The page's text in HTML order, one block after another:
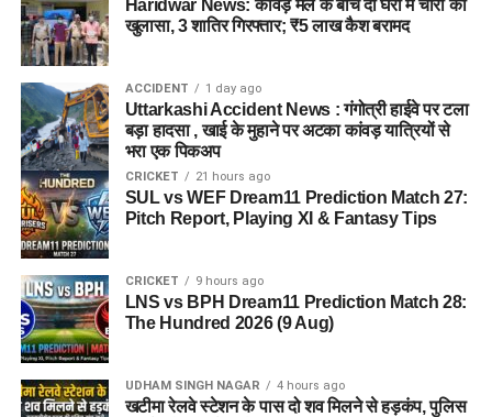
Haridwar News: कांवड़ मेले के बीच दो घरों में चोरी का
खुलासा, 3 शातिर गिरफ्तार; ₹5 लाख कैश बरामद
ACCIDENT 1 day ago
Uttarkashi Accident News : गंगोत्री हाईवे पर टला
बड़ा हादसा , खाई के मुहाने पर अटका कांवड़ यात्रियों से
भरा एक पिकअप
CRICKET 21 hours ago
SUL vs WEF Dream11 Prediction Match 27:
Pitch Report, Playing XI & Fantasy Tips
CRICKET 9 hours ago
LNS vs BPH Dream11 Prediction Match 28:
The Hundred 2026 (9 Aug)
UDHAM SINGH NAGAR 4 hours ago
खटीमा रेलवे स्टेशन के पास दो शव मिलने से हड़कंप, पुलिस